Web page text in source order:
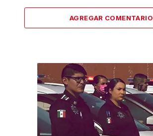
AGREGAR COMENTARIO